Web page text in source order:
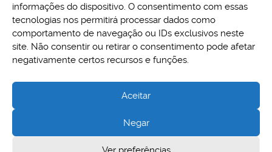
informações do dispositivo. O consentimento com essas
tecnologias nos permitirá processar dados como
comportamento de navegação ou IDs exclusivos neste
site. Não consentir ou retirar o consentimento pode afetar
negativamente certos recursos e funções.
Aceitar
Negar
Aspectos legais e responsabilidades
Política de Privacidade
Cidade Administrativa - Rodovia Papa João Paulo II, 3777 -